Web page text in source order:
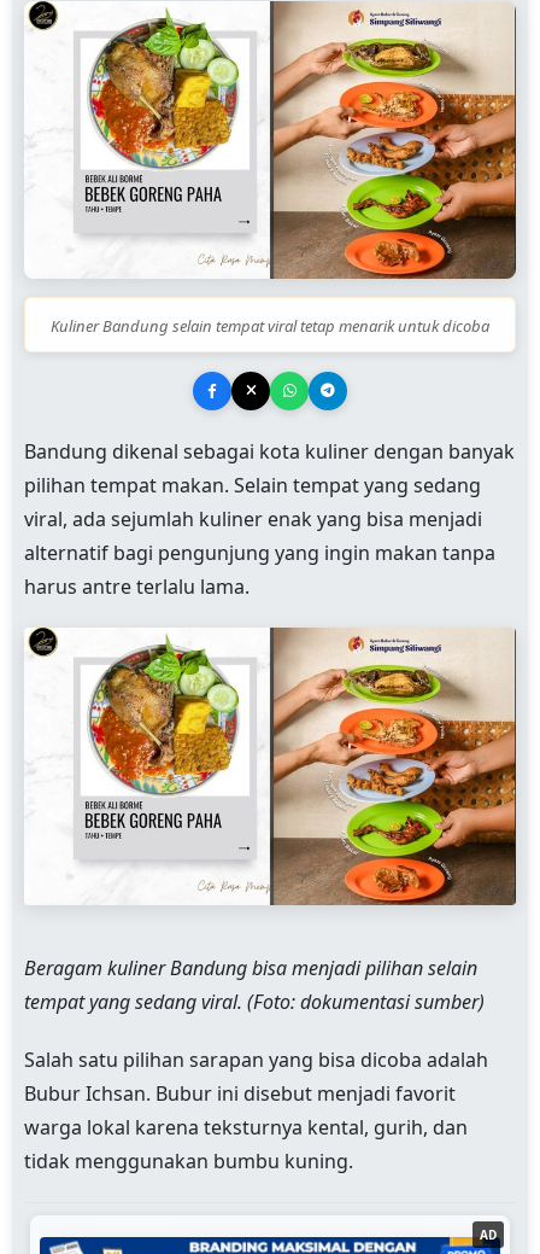
Kuliner Bandung selain tempat viral tetap menarik untuk dicoba
Bandung dikenal sebagai kota kuliner dengan banyak
pilihan tempat makan. Selain tempat yang sedang
viral, ada sejumlah kuliner enak yang bisa menjadi
alternatif bagi pengunjung yang ingin makan tanpa
harus antre terlalu lama.
Beragam kuliner Bandung bisa menjadi pilihan selain
tempat yang sedang viral. (Foto: dokumentasi sumber)
Salah satu pilihan sarapan yang bisa dicoba adalah
Bubur Ichsan. Bubur ini disebut menjadi favorit
warga lokal karena teksturnya kental, gurih, dan
tidak menggunakan bumbu kuning.
AD